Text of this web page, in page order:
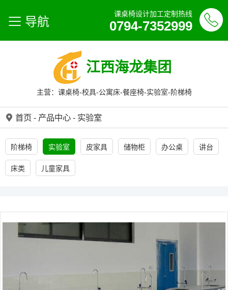
导航
课桌椅设计加工定制热线
0794-7352999
江西海龙集团
主营：课桌椅-校具-公寓床-餐座椅-实验室-阶梯椅
首页 - 产品中心 - 实验室
阶梯椅 实验室 皮家具 储物柜 办公桌 讲台
床类 儿童家具